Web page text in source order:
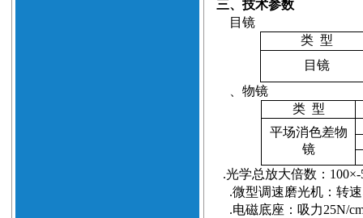
三、技术参数
目镜
类 型
目镜
、物镜
类 型
平场消色差物
镜
.光学总放大倍数： 100×-
.微型调速磨光机：转速
.电磁底座：吸力25N/